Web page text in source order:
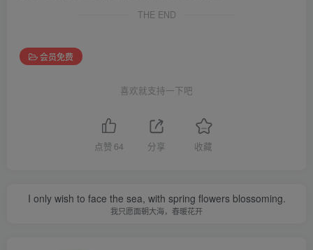
THE END
会员免费
喜欢就支持一下吧
点赞 64 分享 收藏
I only wish to face the sea, with spring flowers blossoming.
我只愿面朝大海，春暖花开